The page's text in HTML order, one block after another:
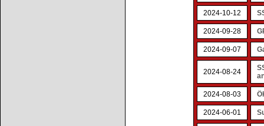
2024-10-12
2024-09-28
2024-09-07
2024-08-24
2024-08-03
2024-06-01